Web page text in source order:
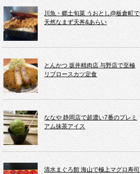
川魚・郷土旬菜 うおとし@板倉町で
天然なまず天丼&あらい
とんかつ 坂井精肉店 与野店で至極
リブロースカツ定食
ななや 静岡店で超濃い7番のプレミ
アム抹茶アイス
清水まぐろ館 海山で極上マグロ寿司